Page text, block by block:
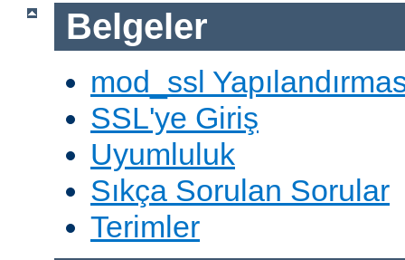
Belgeler
mod_ssl
SSL'ye Giriş
Uyumluluk
Sıkça Sorulan Sorular
Terimler